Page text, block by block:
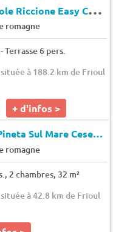
C
lub del Sole Riccione Easy Camping Village
romagne
Terrasse 6 pers.
à 188.2 km de Frioul
+ d'infos >
Camping Pineta Sul Mare Cesenatico
romagne
2 chambres, 32 m²
à 42.8 km de Frioul